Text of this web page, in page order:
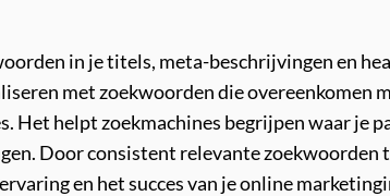
in je titels, meta-beschrijvingen en
met zoekwoorden die overeenkomen
Het helpt zoekmachines begrijpen waar je
Door consistent relevante
en het succes van je online